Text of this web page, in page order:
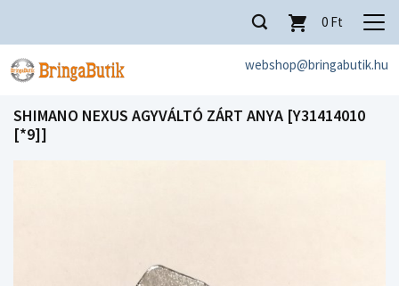
webshop@bringabutik.hu
0 Ft
SHIMANO NEXUS AGYVÁLTÓ ZÁRT ANYA [Y31414010
[*9]]